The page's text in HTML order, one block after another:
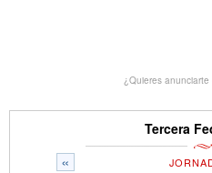
¿Quieres
Tercera
«